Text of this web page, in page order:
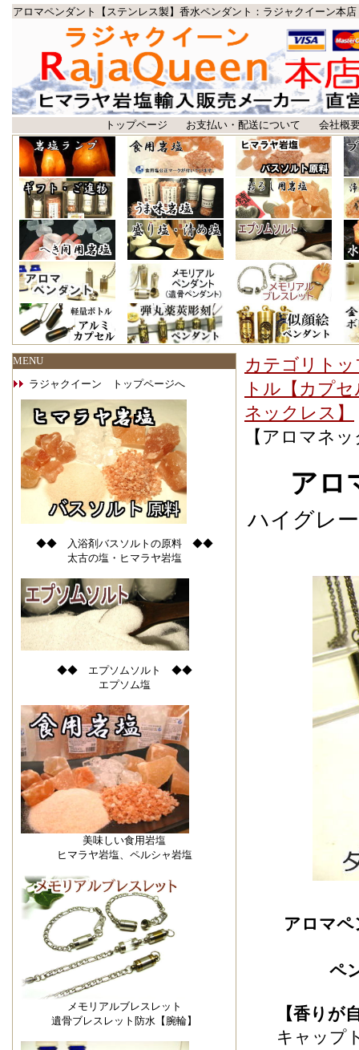
アロマペンダント【ステンレス製】香水ペンダント：ラジャクイーン本店
トップページ お支払い・配送について 会社概
MENU
ラジャクイーン トップページへ
◆◆ 入浴剤バスソルトの原料 ◆◆
太古の塩・ヒマラヤ岩塩
◆◆ エプソムソルト ◆◆
エプソム塩
美味しい食用岩塩
ヒマラヤ岩塩、ペルシャ岩塩
メモリアルブレスレット
遺骨ブレスレット防水【腕輪】
カテゴリトッ
トル【カプ
ネックレス】
【アロマネ
アロ
ハイグレ
アロマ
ペ
【香りが
キャップ